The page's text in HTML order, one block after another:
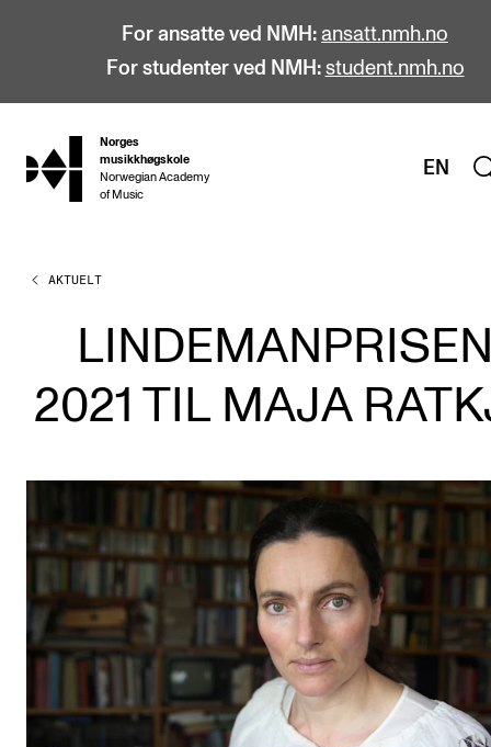
For ansatte ved NMH: ansatt.nmh.no
For studenter ved NMH: student.nmh.no
hjem
Norges
musikkhøgskole
Norwegian Academy
of Music
EN
STUDIER
Alle studier
Bachelor
Master
Årsstudium og videreutdanning
Etterutdanning og kurs
Talentutvikling
STUDENTLIV
Søknad og opptak
Biblioteket
AKTUELT
2021 TIL MAJA